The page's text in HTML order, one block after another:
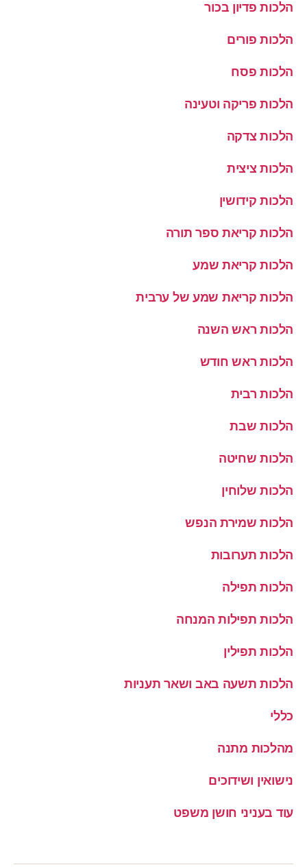
הלכות פדיון בכור
הלכות פורים
הלכות פסח
הלכות פריקה וטעינה
הלכות צדקה
הלכות ציצית
הלכות קידושין
הלכות קריאת ספר תורה
הלכות קריאת שמע
הלכות קריאת שמע של ערבית
הלכות ראש השנה
הלכות ראש חודש
הלכות רבית
הלכות שבת
הלכות שחיטה
הלכות שלוחין
הלכות שמירת הנפש
הלכות תערובות
הלכות תפילה
הלכות תפילות המנחה
הלכות תפילין
הלכות תשעה באב ושאר תעניות
כללי
מהלכות מתנה
נישואין ושידוכים
עוד בעניני חושן משפט